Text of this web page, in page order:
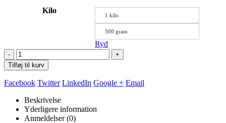
Kilo
1 kilo
500 gram
Ryd
-
+
Tilføj til kurv
Facebook Twitter LinkedIn Google + Email
Beskrivelse
Yderligere information
Anmeldelser (0)